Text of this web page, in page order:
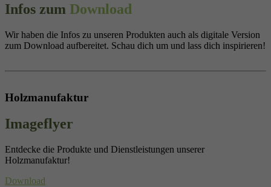
Infos zum Download
Wir haben die Infos zu unseren Produkten auch als digitale Version
zum Download aufbereitet. Schau dich um und lass dich inspirieren!
Holzmanufaktur
Imageflyer
Entdecke die Produkte und Dienstleistungen unserer
Holzmanufaktur!
Download